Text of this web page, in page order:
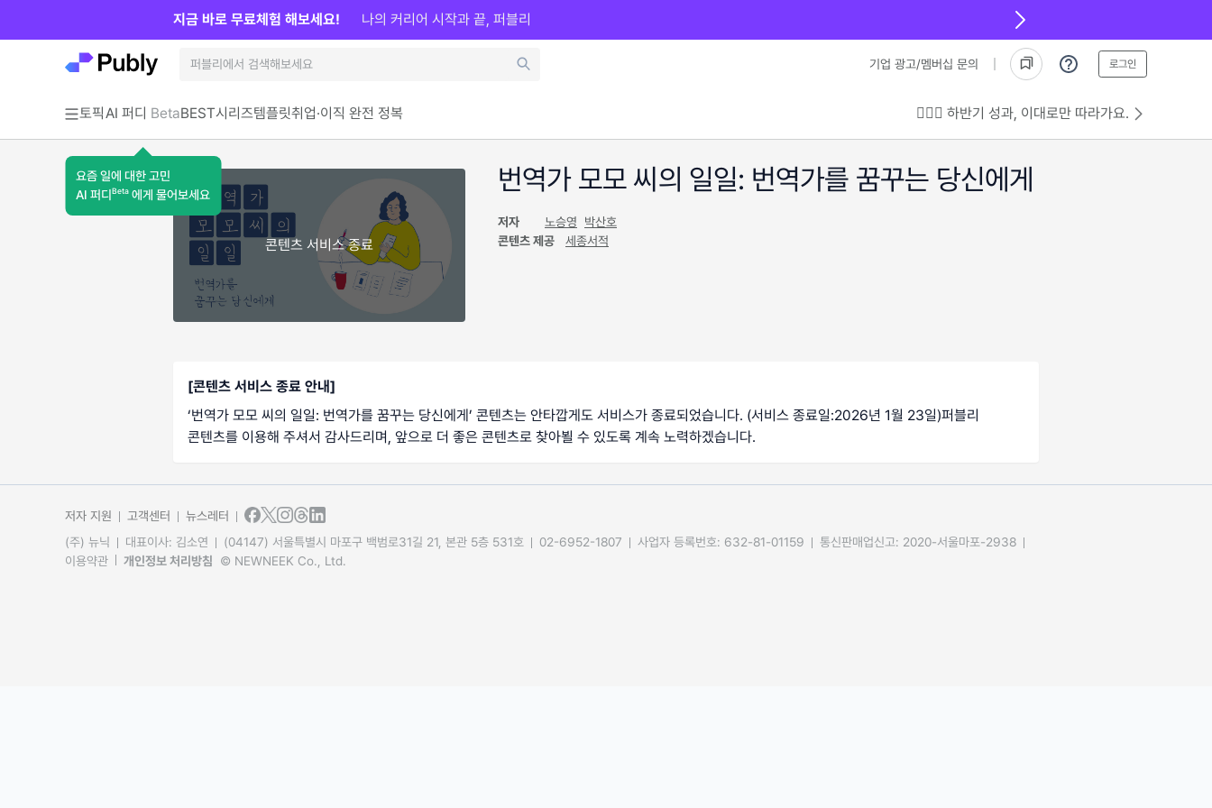
기업 광고/멤버십 문의 로그인
토픽AI 퍼디 Beta
요즘 일에 대한 고민
AI 퍼디 Beta 에게 물어보세요
BEST시리즈템플릿취업·이직 완전 정복 💁🏻‍♂️ 하반기 성과, 이대로만 따라가요.
지금 바로 무료체험 해보세요! 나의 커리어 시작과 끝, 퍼블리
콘텐츠 서비스 종료
번역가 모모 씨의 일일: 번역가를 꿈꾸는 당신에게
저자 노승영
박산호
콘텐츠 제공
세종서적
[콘텐츠 서비스 종료 안내]
‘번역가 모모 씨의 일일: 번역가를 꿈꾸는 당신에게’ 콘텐츠는 안타깝게도 서비스가 종료되었습니다. (서비스 종료일:2026년 1월 23일)퍼블리
콘텐츠를 이용해 주셔서 감사드리며, 앞으로 더 좋은 콘텐츠로 찾아뵐 수 있도록 계속 노력하겠습니다.
저자 지원 고객센터
뉴스레터
(주) 뉴닉
대표이사: 김소연 (04147) 서울특별시 마포구 백범로31길 21, 본관 5층 531호 02-6952-1807 사업자 등록번호: 632-81-01159
통신판매업신고: 2020-서울마포-2938
이용약관
개인정보 처리방침 © NEWNEEK Co., Ltd.